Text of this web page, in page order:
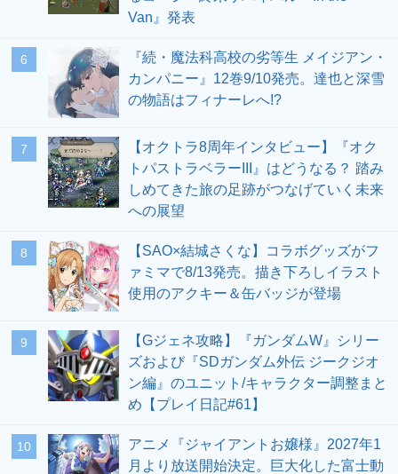
Van』発表
6
『続・魔法科高校の劣等生 メイジアン・
カンパニー』12巻9/10発売。達也と深雪
の物語はフィナーレへ!?
7
【オクトラ8周年インタビュー】『オク
トパストラベラーIII』はどうなる？ 踏み
しめてきた旅の足跡がつなげていく未来
への展望
8
【SAO×結城さくな】コラボグッズがフ
ァミマで8/13発売。描き下ろしイラスト
使用のアクキー＆缶バッジが登場
9
【Gジェネ攻略】『ガンダムW』シリー
ズおよび『SDガンダム外伝 ジークジオ
ン編』のユニット/キャラクター調整まと
め【プレイ日記#61】
10
アニメ『ジャイアントお嬢様』2027年1
月より放送開始決定。巨大化した富士動